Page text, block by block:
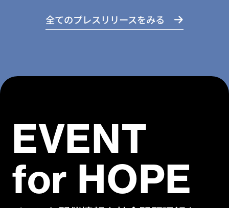
全てのプレスリリースをみる
EVENT
for HOPE